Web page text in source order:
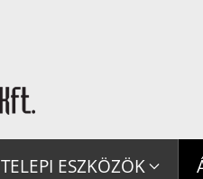
TELEPI ESZKÖZÖK